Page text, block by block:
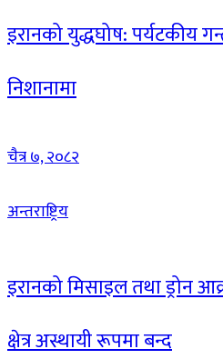
इरानको युद्धघोष: पर्यटकीय
निशानामा
चैत्र ७, २०८२
अन्तराष्ट्रिय
इरानको मिसाइल तथा ड्रोन
क्षेत्र अस्थायी रूपमा बन्द